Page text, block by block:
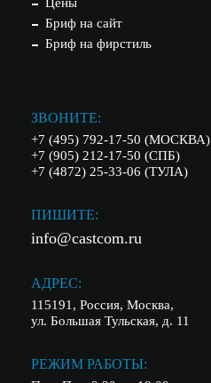
Бриф на сайт
Бриф на фирстиль
ЗВОНИТЕ:
+7 (495) 792-17-50 (МОСКВА)
+7 (905) 212-17-50 (СПБ)
+7 (4872) 25-33-06 (ТУЛА)
ПИШИТЕ:
info@castcom.ru
АДРЕС:
115191, Россия, Москва,
ул. Большая Тульская, д. 11
РЕЖИМ РАБОТЫ: